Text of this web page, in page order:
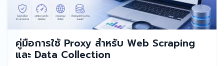
คู่มือการใช้ Proxy สำหรับ Web Scraping
และ Data Collection